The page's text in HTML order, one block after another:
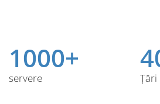
1000+
servere Țări